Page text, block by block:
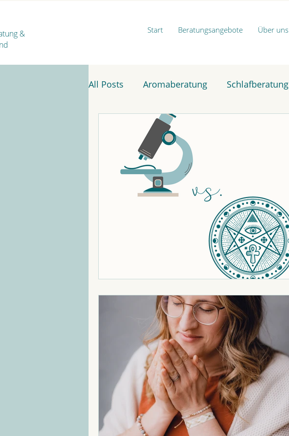
&
Start Beratungsangebote Über uns
All Posts Aromaberatung Schlafberatung